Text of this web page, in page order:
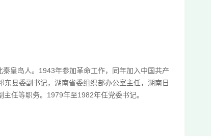
皇岛人。1943年参加革命工作，同年加入中国共产
县委副书记，湖南省委组织部办公室主任，湖南日
任等职务。1979年至1982年任党委书记。